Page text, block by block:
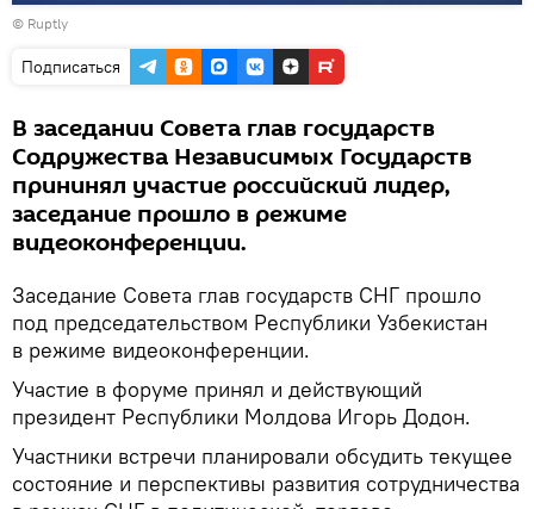
Воспроизвести
видео
© Ruptly
Подписаться
В заседании Совета глав государств
Содружества Независимых Государств
прининял участие российский лидер,
заседание прошло в режиме
видеоконференции.
Заседание Совета глав государств СНГ прошло
под председательством Республики Узбекистан
в режиме видеоконференции.
Участие в форуме принял и действующий
президент Республики Молдова Игорь Додон.
Участники встречи планировали обсудить текущее
состояние и перспективы развития сотрудничества